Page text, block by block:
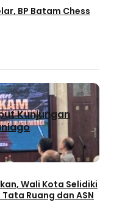
BP Batam Chess
Kunjungan
Wali Kota Selidiki
Ruang dan ASN